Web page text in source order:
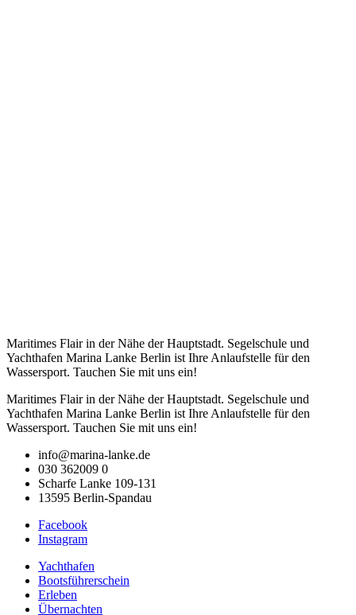
Maritimes Flair in der Nähe der Hauptstadt. Segelschule und
Yachthafen Marina Lanke Berlin ist Ihre Anlaufstelle für den
Wassersport. Tauchen Sie mit uns ein!
Maritimes Flair in der Nähe der Hauptstadt. Segelschule und
Yachthafen Marina Lanke Berlin ist Ihre Anlaufstelle für den
Wassersport. Tauchen Sie mit uns ein!
info@marina-lanke.de
030 362009 0
Scharfe Lanke 109-131
13595 Berlin-Spandau
Facebook
Instagram
Yachthafen
Bootsführerschein
Erleben
Übernachten